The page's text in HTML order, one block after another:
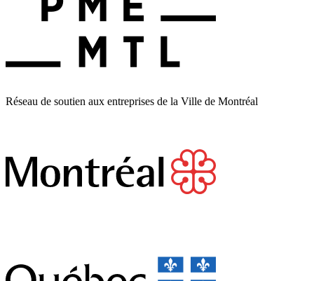
Réseau de soutien aux entreprises de la Ville de Montréal